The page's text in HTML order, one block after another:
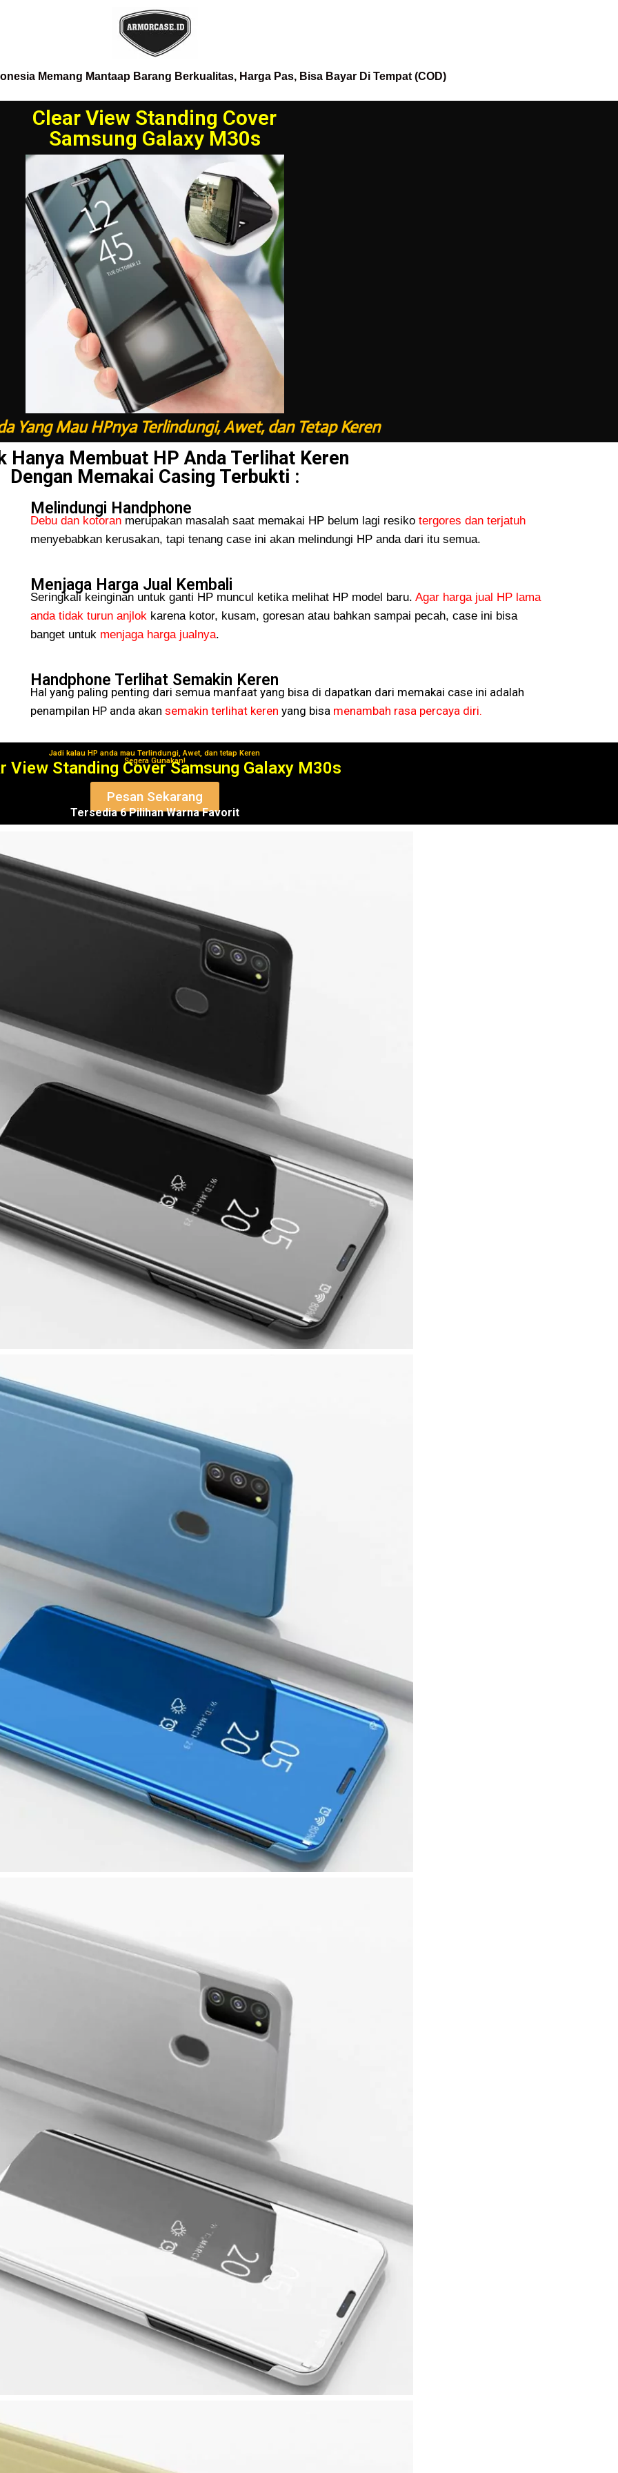
Memang Mantaap Barang Berkualitas, Harga Pas, Bisa Bayar Di Tempat (COD)
Clear View Standing Cover
Samsung Galaxy M30s
Yang Mau HPnya Terlindungi, Awet, dan Tetap Keren
Hanya Membuat HP Anda Terlihat Keren
Dengan Memakai Casing Terbukti :
Melindungi Handphone
Debu dan kotoran merupakan masalah saat memakai HP belum lagi resiko tergores dan terjatuh
menyebabkan kerusakan, tapi tenang case ini akan melindungi HP anda dari itu semua.
Menjaga Harga Jual Kembali
Seringkali keinginan untuk ganti HP muncul ketika melihat HP model baru. Agar harga jual HP lama
anda tidak turun anjlokkarena kotor, kusam, goresan atau bahkan sampai pecah, case ini bisa
banget untuk menjaga harga jualnya.
Handphone Terlihat Semakin Keren
Hal yang paling penting dari semua manfaat yang bisa di dapatkan dari memakai case ini adalah
penampilan HP anda akan semakin terlihat keren yang bisa menambah rasa percaya diri.
Jadi kalau HP anda mau Terlindungi, Awet, dan tetap Keren
Segera Gunakan!
View Standing Cover Samsung Galaxy M30s
Pesan Sekarang
Tersedia 6 Pilihan Warna Favorit